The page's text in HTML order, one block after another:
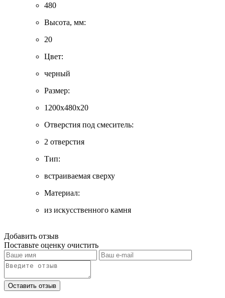
480
Высота, мм:
20
Цвет:
черный
Размер:
1200х480х20
Отверстия под смеситель:
2 отверстия
Тип:
встраиваемая сверху
Материал:
из искусственного камня
Добавить отзыв
Поставьте оценку очистить